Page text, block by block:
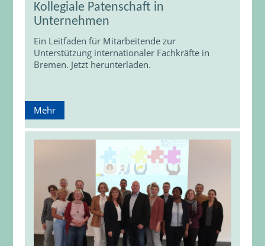
Kollegiale Patenschaft in
Unternehmen
Ein Leitfaden für Mitarbeitende zur
Unterstützung internationaler Fachkräfte in
Bremen. Jetzt herunterladen.
Mehr